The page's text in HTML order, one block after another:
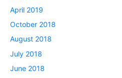
April 2019
October 2018
August 2018
July 2018
June 2018